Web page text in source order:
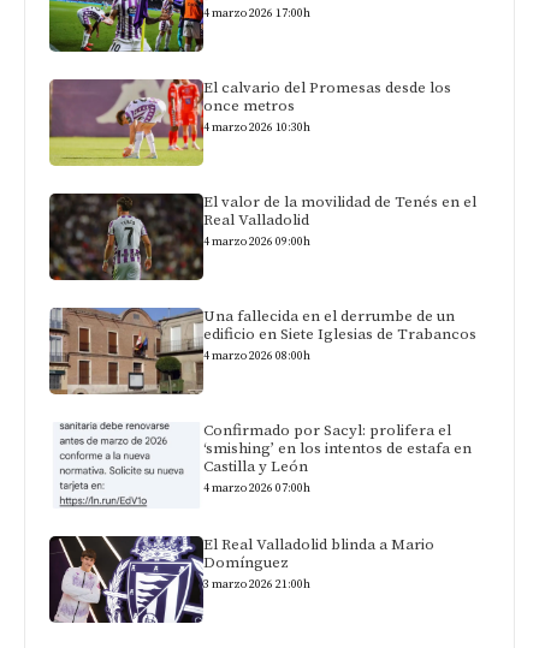
4 marzo 2026 17:00h
El calvario del Promesas desde los
once metros
4 marzo 2026 10:30h
El valor de la movilidad de Tenés en el
Real Valladolid
4 marzo 2026 09:00h
Una fallecida en el derrumbe de un
edificio en Siete Iglesias de Trabancos
4 marzo 2026 08:00h
Confirmado por Sacyl: prolifera el
‘smishing’ en los intentos de estafa en
Castilla y León
4 marzo 2026 07:00h
El Real Valladolid blinda a Mario
Domínguez
3 marzo 2026 21:00h